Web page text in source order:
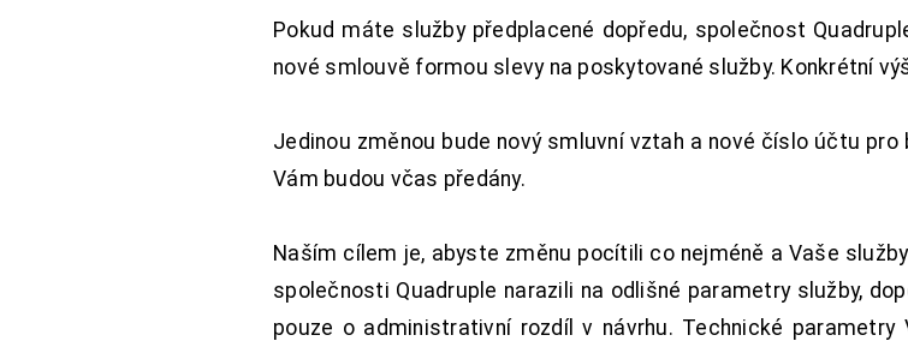
Pokud máte služby předplacené dopředu, společnost
nové smlouvě formou slevy na poskytované služby. Konkrétní
Jedinou změnou bude nový smluvní vztah a nové číslo účtu
Vám budou včas předány.
Naším cílem je, abyste změnu pocítili co nejméně a Vaše
společnosti Quadruple narazili na odlišné parametry služby,
pouze o administrativní rozdíl v návrhu. Technické